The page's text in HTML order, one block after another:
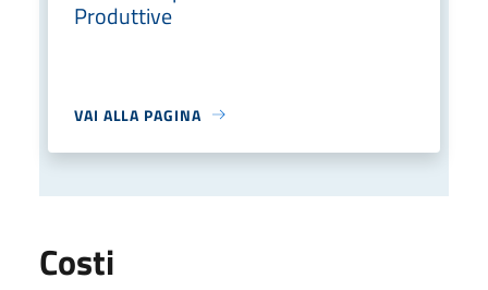
Produttive
VAI ALLA PAGINA
Costi